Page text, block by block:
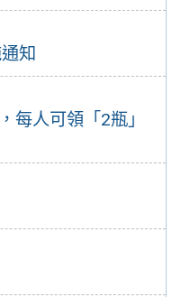
知
每人可領「2瓶」